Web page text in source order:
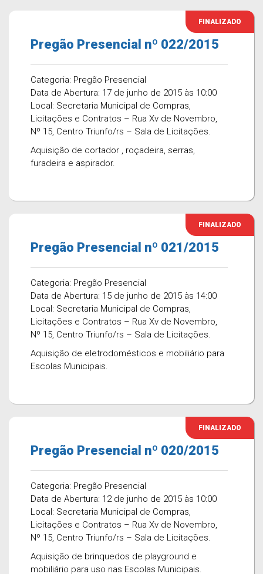
FINALIZADO
Pregão Presencial nº 022/2015
Categoria: Pregão Presencial
Data de Abertura: 17 de junho de 2015 às 10:00
Local: Secretaria Municipal de Compras,
Licitações e Contratos – Rua Xv de Novembro,
Nº 15, Centro Triunfo/rs – Sala de Licitações.
Aquisição de cortador , roçadeira, serras,
furadeira e aspirador.
FINALIZADO
Pregão Presencial nº 021/2015
Categoria: Pregão Presencial
Data de Abertura: 15 de junho de 2015 às 14:00
Local: Secretaria Municipal de Compras,
Licitações e Contratos – Rua Xv de Novembro,
Nº 15, Centro Triunfo/rs – Sala de Licitações.
Aquisição de eletrodomésticos e mobiliário para
Escolas Municipais.
FINALIZADO
Pregão Presencial nº 020/2015
Categoria: Pregão Presencial
Data de Abertura: 12 de junho de 2015 às 10:00
Local: Secretaria Municipal de Compras,
Licitações e Contratos – Rua Xv de Novembro,
Nº 15, Centro Triunfo/rs – Sala de Licitações.
Aquisição de brinquedos de playground e
mobiliário para uso nas Escolas Municipais.